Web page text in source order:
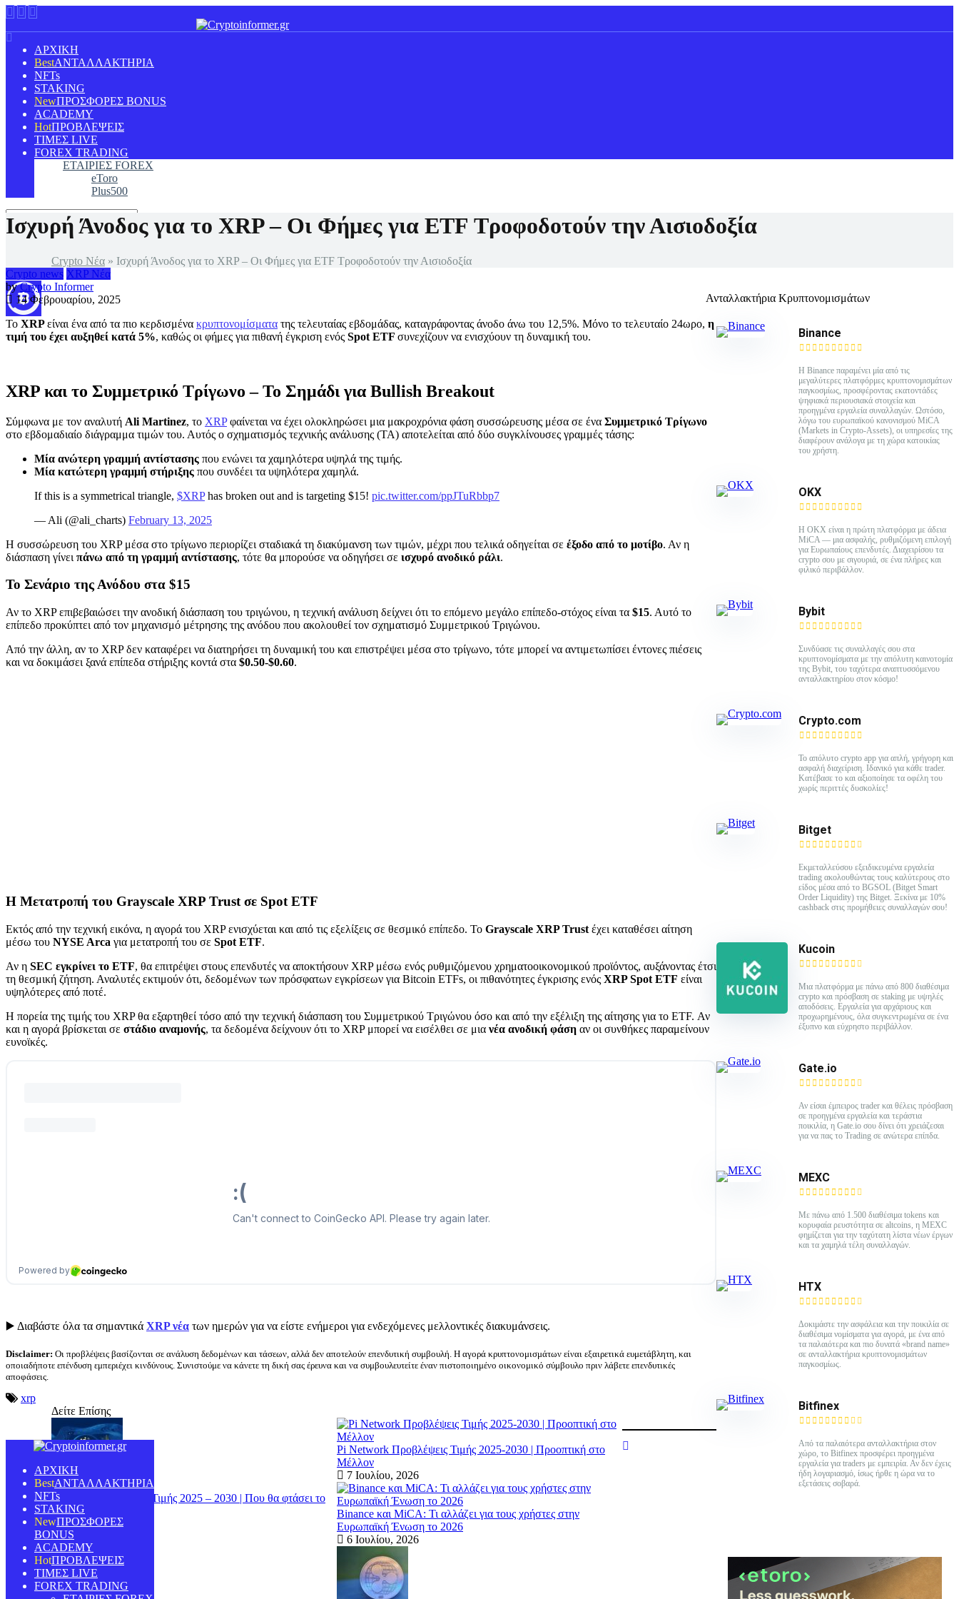
ΑΡΧΙΚΗ
ΑΝΤΑΛΛΑΚΤΗΡΙΑ
NFTs
STAKING
ΠΡΟΣΦΟΡΕΣ BONUS
ACADEMY
ΠΡΟΒΛΕΨΕΙΣ
ΤΙΜΕΣ LIVE
FOREX TRADING
ΕΤΑΙΡΙΕΣ FOREX
eToro
Plus500
Ισχυρή Άνοδος για το XRP – Οι Φήμες για ETF Τροφοδοτούν την Αισιοδοξία
Crypto Νέα » Ισχυρή Άνοδος για το XRP – Οι Φήμες για ETF Τροφοδοτούν την Αισιοδοξία
Crypto news XRP Νέα
byCrypto Informer
14 Φεβρουαρίου, 2025
Το XRPείναι ένα από τα πιο κερδισμένα κρυπτονομίσματα της τελευταίας εβδομάδας, καταγράφοντας άνοδο άνω του 12,5%. Μόνο το τελευταίο 24ωρο, η
τιμή του έχει αυξηθεί κατά 5%, καθώς οι φήμες για πιθανή έγκριση ενός Spot ETF συνεχίζουν να ενισχύουν τη δυναμική του.
XRP και το Συμμετρικό Τρίγωνο – Το Σημάδι για Bullish Breakout
Σύμφωνα με τον αναλυτή Ali Martinez, το XRPφαίνεται να έχει ολοκληρώσει μια μακροχρόνια φάση συσσώρευσης μέσα σε ένα Συμμετρικό Τρίγωνο
στο εβδομαδιαίο διάγραμμα τιμών του. Αυτός ο σχηματισμός τεχνικής ανάλυσης (TA) αποτελείται από δύο συγκλίνουσες γραμμές τάσης:
Μία ανώτερη γραμμή αντίστασης που ενώνει τα χαμηλότερα υψηλά της τιμής.
Μία κατώτερη γραμμή στήριξης που συνδέει τα υψηλότερα χαμηλά.
If this is a symmetrical triangle, $XRPhas broken out and is targeting $15! pic.twitter.com/ppJTuRbbp7
— Ali (@ali_charts) February 13, 2025
Η συσσώρευση του XRP μέσα στο τρίγωνο περιορίζει σταδιακά τη διακύμανση των τιμών, μέχρι που τελικά οδηγείται σε έξοδο από το μοτίβο. Αν η
διάσπαση γίνει πάνω από τη γραμμή αντίστασης, τότε θα μπορούσε να οδηγήσει σε ισχυρό ανοδικό ράλι.
Το Σενάριο της Ανόδου στα $15
Αν το XRP επιβεβαιώσει την ανοδική διάσπαση του τριγώνου, η τεχνική ανάλυση δείχνει ότι το επόμενο μεγάλο επίπεδο-στόχος είναι τα $15. Αυτό το
επίπεδο προκύπτει από τον μηχανισμό μέτρησης της ανόδου που ακολουθεί τον σχηματισμό Συμμετρικού Τριγώνου.
Από την άλλη, αν το XRP δεν καταφέρει να διατηρήσει τη δυναμική του και επιστρέψει μέσα στο τρίγωνο, τότε μπορεί να αντιμετωπίσει έντονες πιέσεις
και να δοκιμάσει ξανά επίπεδα στήριξης κοντά στα $0.50-$0.60.
Η Μετατροπή του Grayscale XRP Trust σε Spot ETF
Εκτός από την τεχνική εικόνα, η αγορά του XRP ενισχύεται και από τις εξελίξεις σε θεσμικό επίπεδο. Το Grayscale XRP Trust έχει καταθέσει αίτηση
μέσω του NYSE Arca για μετατροπή του σε Spot ETF.
Αν η SEC εγκρίνει το ETF, θα επιτρέψει στους επενδυτές να αποκτήσουν XRP μέσω ενός ρυθμιζόμενου χρηματοοικονομικού προϊόντος, αυξάνοντας έτσι
τη θεσμική ζήτηση. Αναλυτές εκτιμούν ότι, δεδομένων των πρόσφατων εγκρίσεων για Bitcoin ETFs, οι πιθανότητες έγκρισης ενός XRP Spot ETF είναι
υψηλότερες από ποτέ.
Η πορεία της τιμής του XRP θα εξαρτηθεί τόσο από την τεχνική διάσπαση του Συμμετρικού Τριγώνου όσο και από την εξέλιξη της αίτησης για το ETF. Αν
και η αγορά βρίσκεται σε στάδιο αναμονής, τα δεδομένα δείχνουν ότι το XRP μπορεί να εισέλθει σε μια νέα ανοδική φάση αν οι συνθήκες παραμείνουν
ευνοϊκές.
▶️ Διαβάστε όλα τα σημαντικά XRP νέα των ημερών για να είστε ενήμεροι για ενδεχόμενες μελλοντικές διακυμάνσεις.
Disclaimer: Οι προβλέψεις βασίζονται σε ανάλυση δεδομένων και τάσεων, αλλά δεν αποτελούν επενδυτική συμβουλή. Η αγορά κρυπτονομισμάτων είναι εξαιρετικά ευμετάβλητη, και
οποιαδήποτε επένδυση εμπεριέχει κινδύνους. Συνιστούμε να κάνετε τη δική σας έρευνα και να συμβουλευτείτε έναν πιστοποιημένο οικονομικό σύμβουλο πριν λάβετε επενδυτικές
αποφάσεις.
xrp
Ανταλλακτήρια Κρυπτονομισμάτων
Binance
Η Binance παραμένει μία από τις
μεγαλύτερες πλατφόρμες κρυπτονομισμάτων
παγκοσμίως, προσφέροντας εκατοντάδες
ψηφιακά περιουσιακά στοιχεία και
προηγμένα εργαλεία συναλλαγών. Ωστόσο,
λόγω του ευρωπαϊκού κανονισμού MiCA
(Markets in Crypto-Assets), οι υπηρεσίες της
διαφέρουν ανάλογα με τη χώρα κατοικίας
του χρήστη.
ΟΚΧ
Η OKX είναι η πρώτη πλατφόρμα με άδεια
MiCA — μια ασφαλής, ρυθμιζόμενη επιλογή
για Ευρωπαίους επενδυτές. Διαχειρίσου τα
crypto σου με σιγουριά, σε ένα πλήρες και
φιλικό περιβάλλον.
Bybit
Συνδύασε τις συναλλαγές σου στα
κρυπτονομίσματα με την απόλυτη καινοτομία
της Bybit, του ταχύτερα αναπτυσσόμενου
ανταλλακτηρίου στον κόσμο!
Crypto.com
Το απόλυτο crypto app για απλή, γρήγορη και
ασφαλή διαχείριση. Ιδανικό για κάθε trader.
Κατέβασε το και αξιοποίησε τα οφέλη του
χωρίς περιττές δυσκολίες!
Bitget
Εκμεταλλεύσου εξειδικευμένα εργαλεία
trading ακολουθώντας τους καλύτερους στο
είδος μέσα από το BGSOL (Bitget Smart
Order Liquidity) της Bitget. Ξεκίνα με 10%
cashback στις προμήθειες συναλλαγών σου!
Kucoin
Mια πλατφόρμα με πάνω από 800 διαθέσιμα
crypto και πρόσβαση σε staking με υψηλές
αποδόσεις. Εργαλεία για αρχάριους και
προχωρημένους, όλα συγκεντρωμένα σε ένα
έξυπνο και εύχρηστο περιβάλλον.
Gate.io
Αν είσαι έμπειρος trader και θέλεις πρόσβαση
σε προηγμένα εργαλεία και τεράστια
ποικιλία, η Gate.io σου δίνει ότι χρειάζεσαι
για να πας το Trading σε ανώτερα επίπδα.
MEXC
Με πάνω από 1.500 διαθέσιμα tokens και
κορυφαία ρευστότητα σε altcoins, η MEXC
φημίζεται για την ταχύτατη λίστα νέων έργων
και τα χαμηλά τέλη συναλλαγών.
HTX
Δοκιμάστε την ασφάλεια και την ποικιλία σε
διαθέσιμα νομίσματα για αγορά, με ένα από
τα παλαιότερα και πιο δυνατά «brand name»
σε ανταλλακτήρια κρυπτονομισμάτων
παγκοσμίως.
Bitfinex
Από τα παλαιότερα ανταλλακτήρια στον
χώρο, το Bitfinex προσφέρει προηγμένα
εργαλεία για traders με εμπειρία. Αν δεν έχεις
ήδη λογαριασμό, ίσως ήρθε η ώρα να το
εξετάσεις σοβαρά.
Δείτε Επίσης
Cardano Προβλέψεις Τιμής 2025 – 2030 | Που θα φτάσει το
ADA
7 Ιουλίου, 2026
Pi Network Προβλέψεις Τιμής 2025-2030 | Προοπτική στο
Μέλλον
7 Ιουλίου, 2026
Binance και MiCA: Τι αλλάζει για τους χρήστες στην
Ευρωπαϊκή Ένωση το 2026
6 Ιουλίου, 2026
ΑΡΧΙΚΗ
ΑΝΤΑΛΛΑΚΤΗΡΙΑ
NFTs
STAKING
ΠΡΟΣΦΟΡΕΣ
BONUS
ACADEMY
ΠΡΟΒΛΕΨΕΙΣ
ΤΙΜΕΣ LIVE
FOREX TRADING